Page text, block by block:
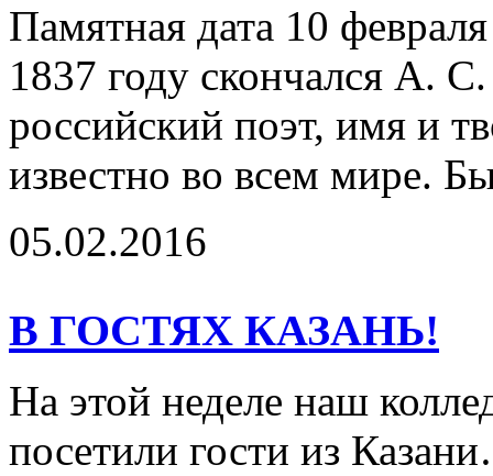
Памятная дата 10
1837 году скончался А.
российский поэт, имя и
известно во всем мире.
05.02.2016
В ГОСТЯХ КАЗАНЬ!
На этой неделе наш
посетили гости из